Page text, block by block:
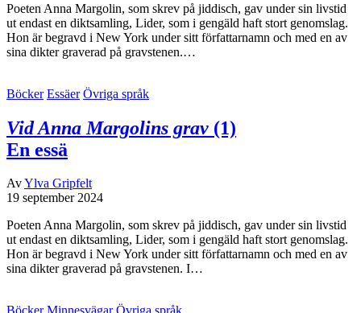
Poeten Anna Margolin, som skrev på jiddisch, gav under sin livstid
ut endast en diktsamling, Lider, som i gengäld haft stort genomslag.
Hon är begravd i New York under sitt författarnamn och med en av
sina dikter graverad på gravstenen.…
Böcker Essäer Övriga språk
Vid Anna Margolins grav (1)
En essä
AvYlva Gripfelt
19 september 2024
Poeten Anna Margolin, som skrev på jiddisch, gav under sin livstid
ut endast en diktsamling, Lider, som i gengäld haft stort genomslag.
Hon är begravd i New York under sitt författarnamn och med en av
sina dikter graverad på gravstenen. I…